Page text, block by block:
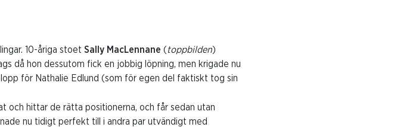
10-åriga stoet Sally MacLennane (toppbilden)
då hon dessutom fick en jobbig löpning, men krigade nu
för Nathalie Edlund (som för egen del faktiskt tog sin
och hittar de rätta positionerna, och får sedan utan
nu tidigt perfekt till i andra par utvändigt med